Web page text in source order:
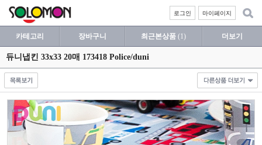
마이페이지
로그인
카테고리 장바구니 최근본상품 (1) 더보기
듀니냅킨 33x33 20매 173418 Police/duni